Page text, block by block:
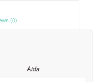
Aida